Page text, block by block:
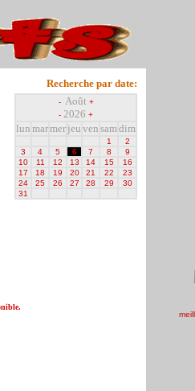
Recherche par date:
- Août +
- 2026 +
lun marmer jeu ven samdim
1
2
3
4 5 6 7 8
9
10
11 12 13 14 15
16
17
18 19 20 21 22
23
24
25 26 27 28 29
30
31